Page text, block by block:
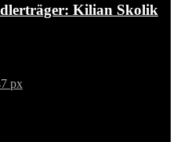
Kilian Skolik